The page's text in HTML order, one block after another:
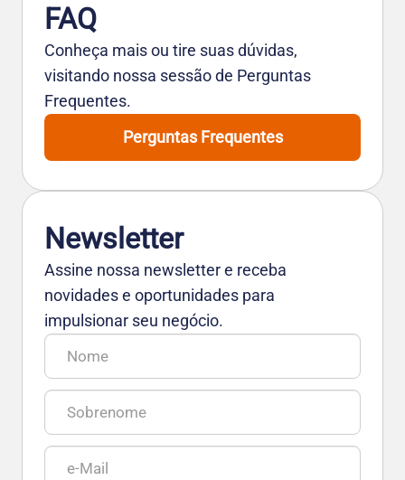
FAQ
Conheça mais ou tire suas dúvidas,
visitando nossa sessão de Perguntas
Frequentes.
Perguntas Frequentes
Newsletter
Assine nossa newsletter e receba
novidades e oportunidades para
impulsionar seu negócio.